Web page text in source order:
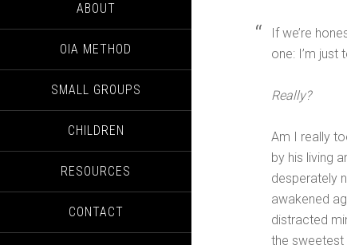
ABOUT
OIA METHOD
SMALL GROUPS
CHILDREN
RESOURCES
CONTACT
If we’re
one: I’m just
Really?
Am I really
by his living
desperately
awakened
distracted
the sweetest